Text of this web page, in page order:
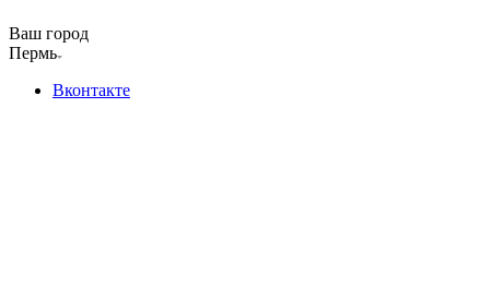
Ваш город
Пермь
Вконтакте